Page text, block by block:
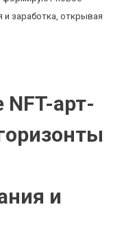
и заработка, открывая
арт-
и